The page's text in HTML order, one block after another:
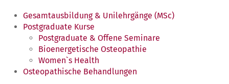
Gesamtausbildung & Unilehrgänge (MSc)
Postgraduate Kurse
Postgraduate & Offene Seminare
Bioenergetische Osteopathie
Women`s Health
Osteopathische Behandlungen